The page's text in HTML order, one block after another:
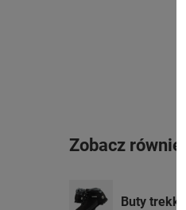
Zobacz również
Buty